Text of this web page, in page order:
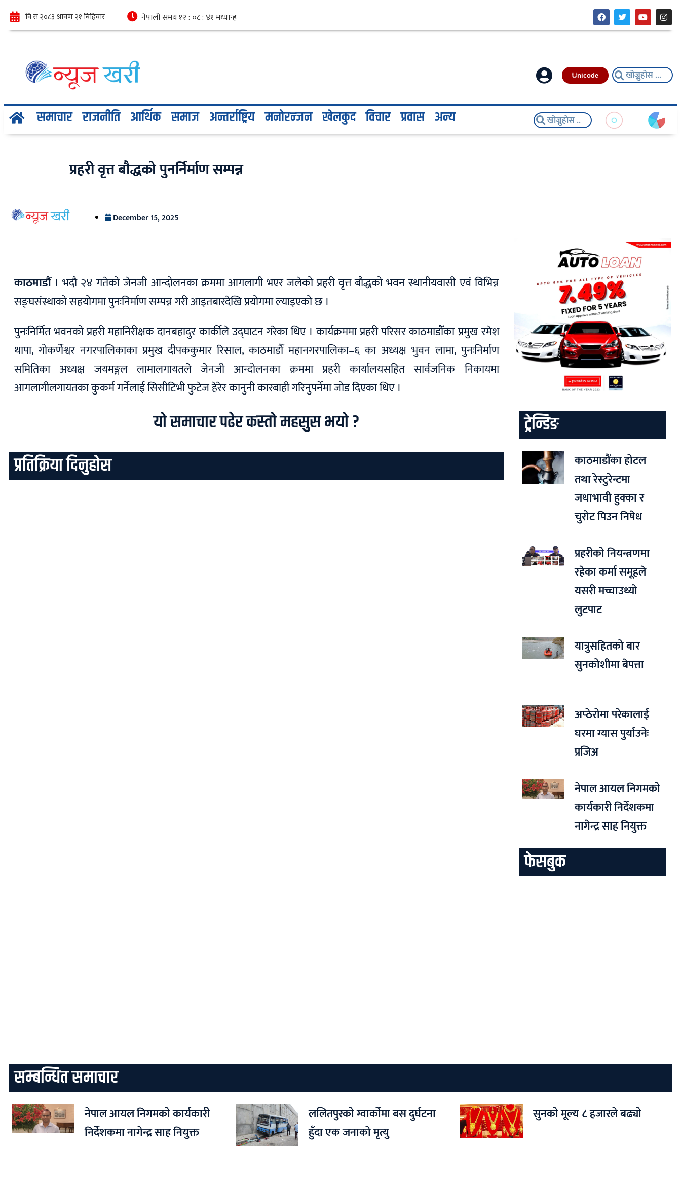
nicode
समाचार राजनीति आर्थिक समाज अन्तर्राष्ट्रिय मनोरन्जन खेलकुद विचार प्रवास अन्य
प्रहरी वृत्त बौद्धको पुनर्निर्माण सम्पन्न
December 15, 2025
काठमाडौं। भदौ २४ गतेको जेनजी आन्दोलनका क्रममा आगलागी भएर जलेको प्रहरी वृत्त बौद्धको भवन स्थानीयवासी एवं विभिन्न
सङ्घसंस्थाको सहयोगमा पुनःनिर्माण सम्पन्न गरी आइतबारदेखि प्रयोगमा ल्याइएको छ ।
पुनःनिर्मित भवनको प्रहरी महानिरीक्षक दानबहादुर कार्कीले उद्घाटन गरेका थिए । कार्यक्रममा प्रहरी परिसर काठमाडौँका प्रमुख रमेश
थापा, गोकर्णेश्वर नगरपालिकाका प्रमुख दीपककुमार रिसाल, काठमाडौँ महानगरपालिका–६ का अध्यक्ष भुवन लामा, पुनःनिर्माण
समितिका अध्यक्ष जयमङ्गल लामालगायतले जेनजी आन्दोलनका क्रममा प्रहरी कार्यालयसहित सार्वजनिक निकायमा
आगलागीलगायतका कुकर्म गर्नेलाई सिसीटिभी फुटेज हेरेर कानुनी कारबाही गरिनुपर्नेमा जोड दिएका थिए ।
यो समाचार पढेर कस्तो महसुस भयो ?
प्रतिक्रिया दिनुहोस
ट्रेन्डिङ
काठमाडौंका होटल
तथा रेस्टुरेन्टमा
जथाभावी हुक्का र
चुरोट पिउन निषेध
प्रहरीको नियन्त्रणमा
रहेका कर्मा समूहले
यसरी मच्चाउथ्यो
लुटपाट
यात्रुसहितको बार
सुनकोशीमा बेपत्ता
अप्ठेरोमा परेकालाई
घरमा ग्यास पुर्याउनेः
प्रजिअ
नेपाल आयल निगमको
कार्यकारी निर्देशकमा
नागेन्द्र साह नियुक्त
फेसबुक
सम्बन्धित समाचार
नेपाल आयल निगमको कार्यकारी
निर्देशकमा नागेन्द्र साह नियुक्त
ललितपुरको ग्वार्कोमा बस दुर्घटना
हुँदा एक जनाको मृत्यु
सुनको मूल्य ८ हजारले बढ्यो